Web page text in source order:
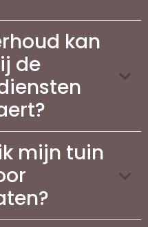
kan
de
mijn tuin